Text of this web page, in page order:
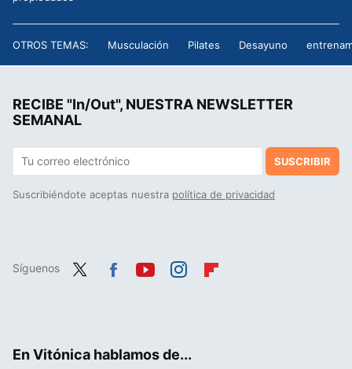
OTROS TEMAS: Musculación Pilates Desayuno
RECIBE "In/Out", NUESTRA NEWSLETTER
SEMANAL
SUSCRIBIR
Suscribiéndote aceptas nuestra política de privacidad
Síguenos
En Vitónica hablamos de...